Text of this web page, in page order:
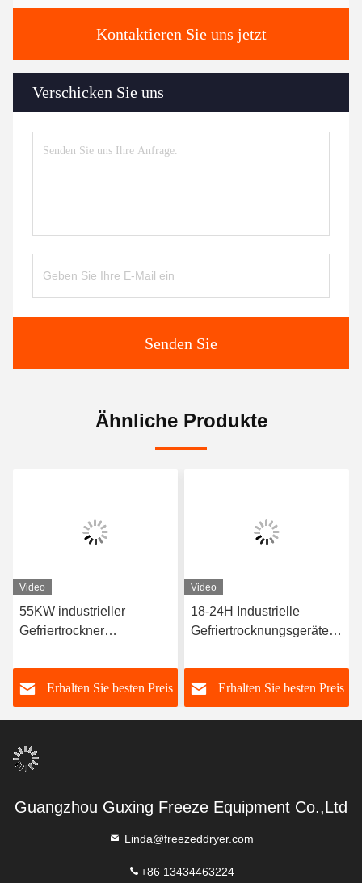
Kontaktieren Sie uns jetzt
Verschicken Sie uns
Senden Sie
Ähnliche Produkte
Video
55KW industrieller
Gefriertrockner
Vakuumgefriertrockner
Erhalten Sie besten Preis
Video
18-24H Industrielle
Gefriertrocknungsgeräte
Erhalten Sie besten Preis
Guangzhou Guxing Freeze Equipment Co.,Ltd
Linda@freezeddryer.com
+86 13434463224